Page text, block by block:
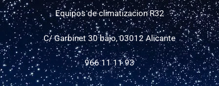
Equipos de climatizacion R32
C/ Garbinet 30 bajo, 03012 Alicante
966 11 11 93